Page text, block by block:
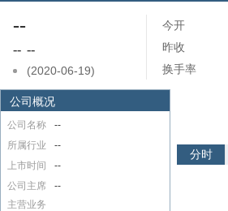
--
-- --
(2020-06-19)
今开
昨收
换手率
公司概况
公司名称
--
所属行业
--
上市时间
--
公司主席
--
主营业务
分时